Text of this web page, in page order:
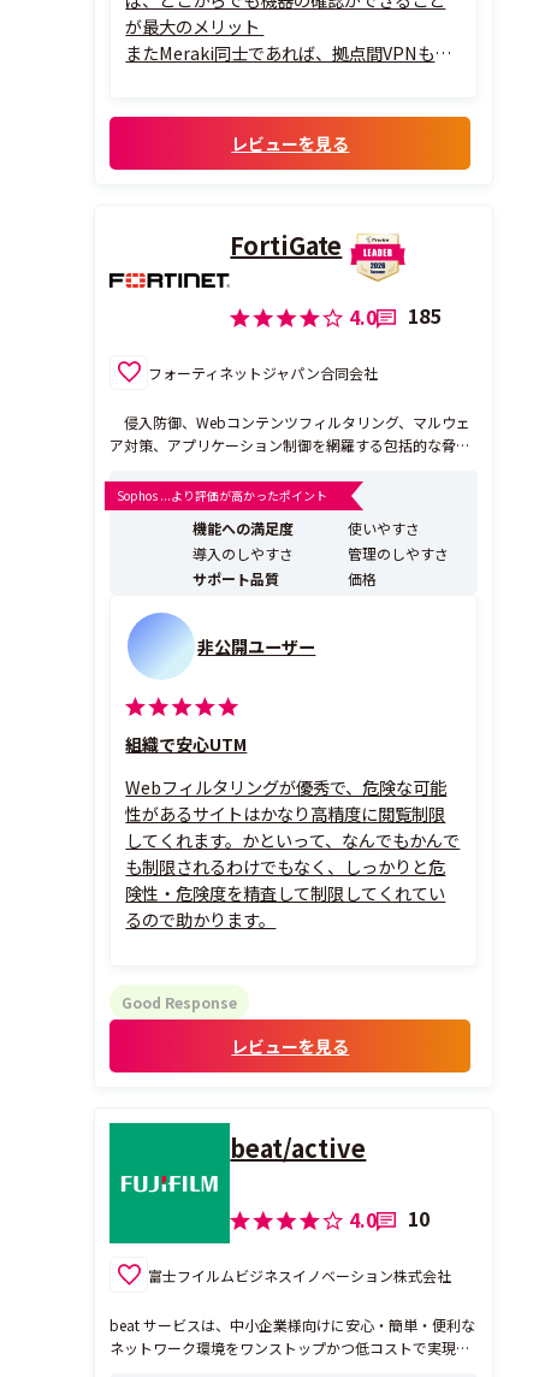
が最大のメリット
またMeraki同士であれば、拠点間VPNも
レビューを見る
FortiGate
4.0 185
フォーティネットジャパン合同会社
侵入防御、Webコンテンツフィルタリング、マルウェ
ア対策、アプリケーション制御を網羅する包括的な脅威
性が欠如した、統合されていない単機能製品の管理があ
まりに複雑であると気付くことになります。ガートナー
社は、エンタープライズ環境のトラフィックの80%が20
Sophos ...より評価が高かったポイント
機能への満足度
使いやすさ
導入のしやすさ
管理のしやすさ
サポート品質
価格
非公開ユーザー
組織で安心UTM
Webフィルタリングが優秀で、危険な可能
性があるサイトはかなり高精度に閲覧制限
してくれます。かといって、なんでもかんで
も制限されるわけでもなく、しっかりと危
険性・危険度を精査して制限してくれてい
るので助かります。
Good Response
レビューを見る
beat/active
4.0 10
富士フイルムビジネスイノベーション株式会社
beat サービスは、中小企業様向けに安心・簡単・便利な
ネットワーク環境をワンストップかつ低コストで実現